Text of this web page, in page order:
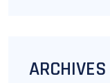
ARCHIVES